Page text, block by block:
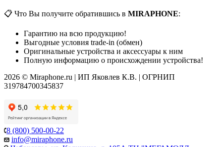
📋 Что Вы получите обратившись в MIRAPHONE:
Гарантию на всю продукцию!
Выгодные условия trade-in (обмен)
Оригинальные устройства и аксессуары к ним
Полную информацию о происхождении устройства!
2026 © Miraphone.ru | ИП Яковлев К.В. | ОГРНИП
319784700345837
8 (800) 500-00-22
info@miraphone.ru